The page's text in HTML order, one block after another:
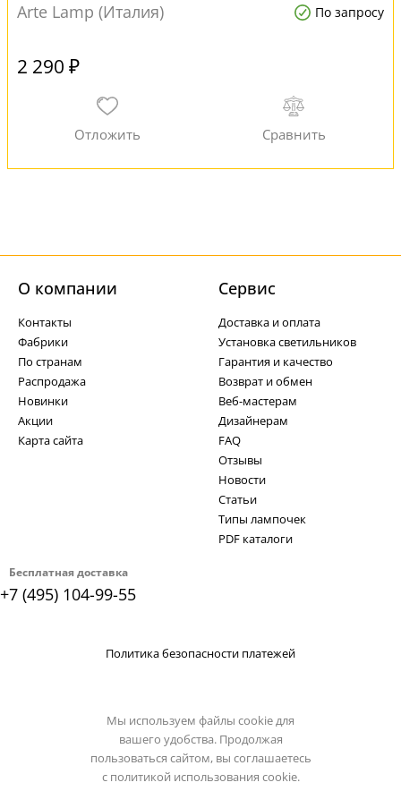
Arte Lamp (Италия) По запросу
2 290 ₽
Бесплатная доставка
+7 (495) 104-99-55
О компании
Контакты
Фабрики
По странам
Распродажа
Новинки
Акции
Карта сайта
Cервис
Доставка и оплата
Установка светильников
Гарантия и качество
Возврат и обмен
Веб-мастерам
Дизайнерам
FAQ
Отзывы
Новости
Статьи
Типы лампочек
PDF каталоги
Политика безопасности платежей
Мы используем файлы cookie для
вашего удобства. Продолжая
пользоваться сайтом, вы соглашаетесь
с политикой использования cookie.